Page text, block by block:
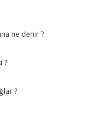
ne denir ?
?
?